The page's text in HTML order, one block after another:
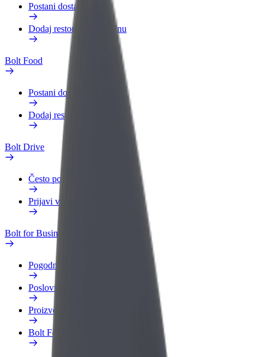
Postani dostavljač
Dodaj restoran ili trgovinu
Bolt Food
Postani dostavljač
Dodaj restoran ili trgovinu
Bolt Drive
Često postavljana pitanja
Prijavi vozilo
Bolt for Business
Pogodnosti
Poslovni profil
Proizvodi
Bolt Food za poslovne korisnike